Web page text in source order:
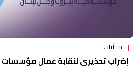
محلّيات
إضراب تحذيري لنقابة عمال مؤسسات